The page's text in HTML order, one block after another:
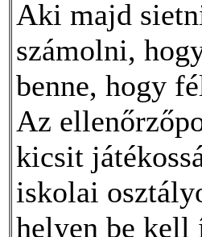
Aki majd
számolni,
benne, hogy
Az
kicsit
iskolai
helyen be kell